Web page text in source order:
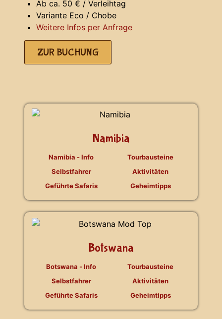
Ab ca. 50 € / Verleihtag
Variante Eco / Chobe
Weitere Infos per Anfrage
ZUR BUCHUNG
Namibia
Namibia - Info
Selbstfahrer
Geführte Safaris
Tourbausteine
Aktivitäten
Geheimtipps
Botswana
Botswana - Info
Selbstfahrer
Geführte Safaris
Tourbausteine
Aktivitäten
Geheimtipps